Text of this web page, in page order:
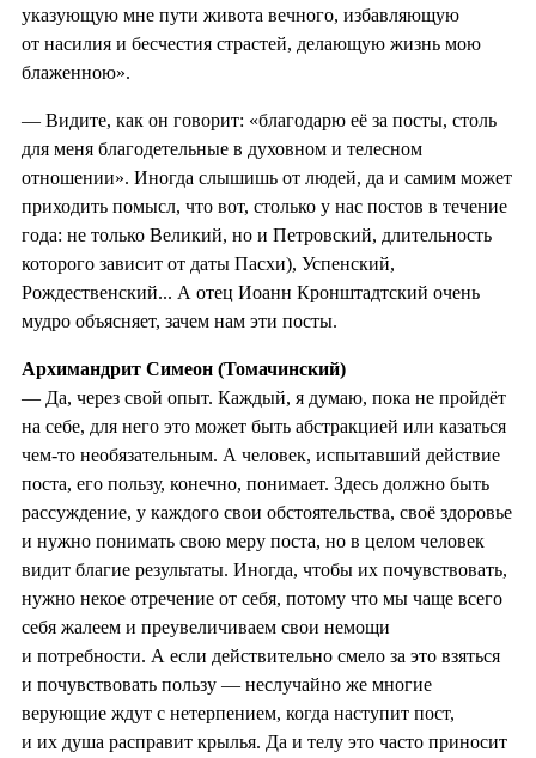
указующую мне пути живота вечного, избавляющую
от насилия и бесчестия страстей, делающую жизнь мою
блаженною».
— Видите, как он говорит: «благодарю её за посты, столь
для меня благодетельные в духовном и телесном
отношении». Иногда слышишь от людей, да и самим может
приходить помысл, что вот, столько у нас постов в течение
года: не только Великий, но и Петровский, длительность
которого зависит от даты Пасхи), Успенский,
Рождественский... А отец Иоанн Кронштадтский очень
мудро объясняет, зачем нам эти посты.
Архимандрит Симеон (Томачинский)
— Да, через свой опыт. Каждый, я думаю, пока не пройдёт
на себе, для него это может быть абстракцией или казаться
чем-то необязательным. А человек, испытавший действие
поста, его пользу, конечно, понимает. Здесь должно быть
рассуждение, у каждого свои обстоятельства, своё здоровье
и нужно понимать свою меру поста, но в целом человек
видит благие результаты. Иногда, чтобы их почувствовать,
нужно некое отречение от себя, потому что мы чаще всего
себя жалеем и преувеличиваем свои немощи
и потребности. А если действительно смело за это взяться
и почувствовать пользу — неслучайно же многие
верующие ждут с нетерпением, когда наступит пост,
и их душа расправит крылья. Да и телу это часто приносит